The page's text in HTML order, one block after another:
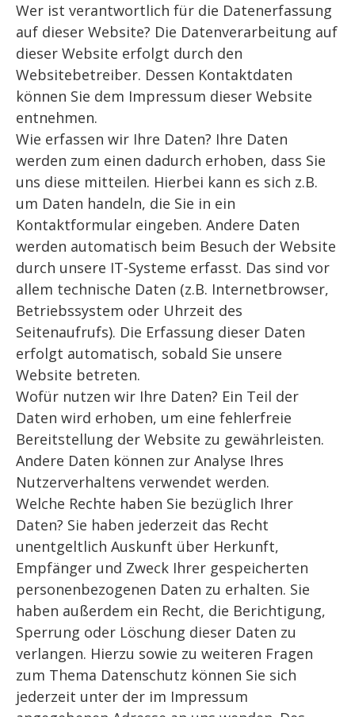
Wer ist verantwortlich für die Datenerfassung
auf dieser Website? Die Datenverarbeitung auf
dieser Website erfolgt durch den
Websitebetreiber. Dessen Kontaktdaten
können Sie dem Impressum dieser Website
entnehmen.
Wie erfassen wir Ihre Daten? Ihre Daten
werden zum einen dadurch erhoben, dass Sie
uns diese mitteilen. Hierbei kann es sich z.B.
um Daten handeln, die Sie in ein
Kontaktformular eingeben. Andere Daten
werden automatisch beim Besuch der Website
durch unsere IT-Systeme erfasst. Das sind vor
allem technische Daten (z.B. Internetbrowser,
Betriebssystem oder Uhrzeit des
Seitenaufrufs). Die Erfassung dieser Daten
erfolgt automatisch, sobald Sie unsere
Website betreten.
Wofür nutzen wir Ihre Daten? Ein Teil der
Daten wird erhoben, um eine fehlerfreie
Bereitstellung der Website zu gewährleisten.
Andere Daten können zur Analyse Ihres
Nutzerverhaltens verwendet werden.
Welche Rechte haben Sie bezüglich Ihrer
Daten? Sie haben jederzeit das Recht
unentgeltlich Auskunft über Herkunft,
Empfänger und Zweck Ihrer gespeicherten
personenbezogenen Daten zu erhalten. Sie
haben außerdem ein Recht, die Berichtigung,
Sperrung oder Löschung dieser Daten zu
verlangen. Hierzu sowie zu weiteren Fragen
zum Thema Datenschutz können Sie sich
jederzeit unter der im Impressum